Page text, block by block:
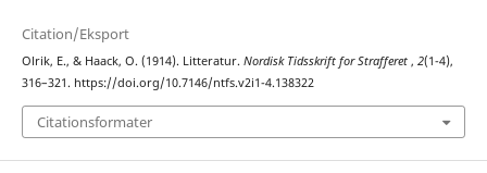
Citation/Eksport
Olrik, E., & Haack, O. (1914). Litteratur. Nordisk Tidsskrift for Strafferet , 2(1-4),
316–321. https://doi.org/10.7146/ntfs.v2i1-4.138322
Citationsformater